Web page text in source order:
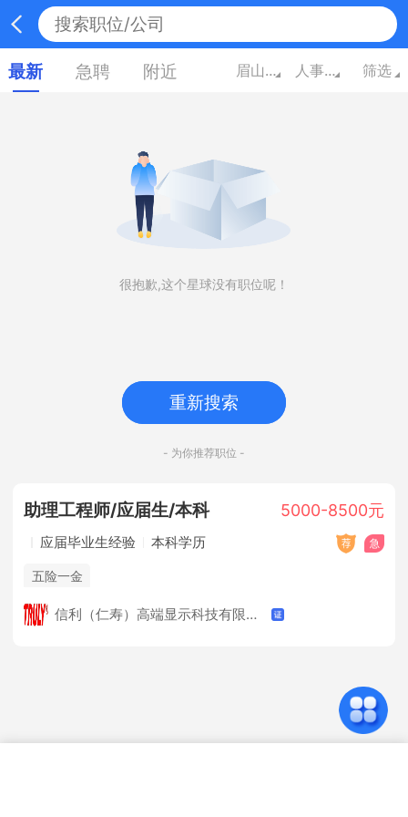
最新 急聘 附近 眉山四川 人事/行政/高级管理 筛选
很抱歉,这个星球没有职位呢！
重新搜索
- 为你推荐职位 -
助理工程师/应届生/本科 5000-8500元
应届毕业生经验 本科学历
五险一金
信利（仁寿）高端显示科技有限公司